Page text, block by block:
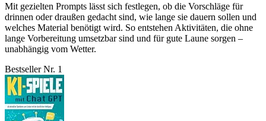
Mit gezielten Prompts lässt sich festlegen, ob die Vorschläge für
drinnen oder draußen gedacht sind, wie lange sie dauern sollen und
welches Material benötigt wird. So entstehen Aktivitäten, die ohne
lange Vorbereitung umsetzbar sind und für gute Laune sorgen –
unabhängig vom Wetter.
Bestseller Nr. 1